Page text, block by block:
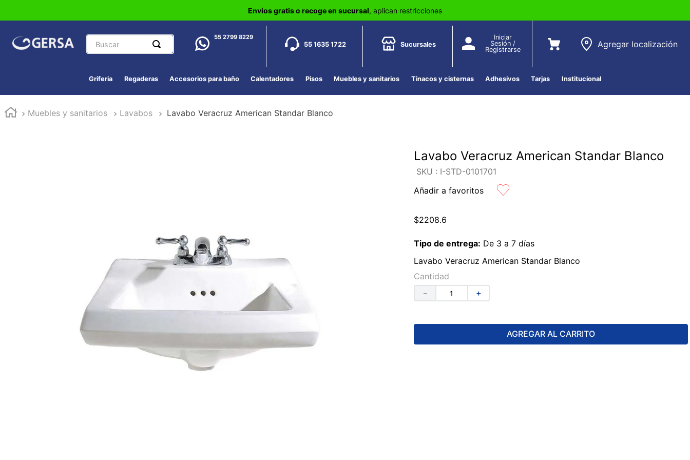
Envíos gratis o recoge en sucursal, aplican restricciones
Buscar 55 2799 8229
55 1635 1722 Sucursales
Iniciar
Sesión /
Registrarse
Agregar localización
Griferia Regaderas Accesorios para baño Calentadores Pisos Muebles y sanitarios Tinacos y cisternas Adhesivos Tarjas Institucional
Muebles y sanitarios Lavabos Lavabo Veracruz American Standar Blanco
Lavabo Veracruz American Standar Blanco
: I-STD-0101701
Añadir a favoritos
$2208.6
Tipo de entrega: De 3 a 7 días
Lavabo Veracruz American Standar Blanco
Cantidad
＋
－
AGREGAR AL CARRITO